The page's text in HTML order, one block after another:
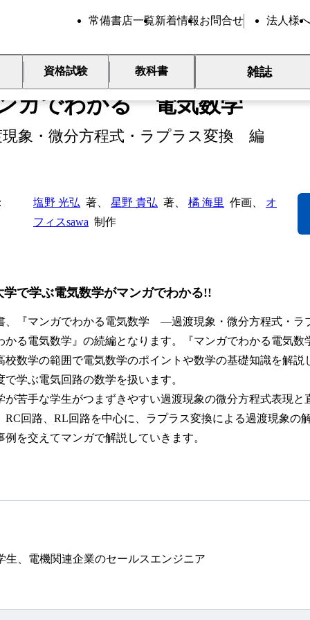
常備書店一覧新着情報お問合せ 法人様へ
資格試験 教科書 雑誌
新刊
ガでわかる 電気数学
現象・微分方程式・ラプラス変換 編
塩野 光弘 著、 星野 貴弘 著、 橘 海里 作画、 オ
フィスsawa 制作
学で学ぶ電気数学がマンガでわかる!!
『マンガでわかる電気数学 —過渡現象・微分方程式・ラ
かる電気数学』の続編となります。『マンガでわかる電気
校数学の範囲で電気数学のポイントや数学の基礎知識を解
で学ぶ電気回路の数学を扱います。
苦手な学生がつまずきやすい過渡現象の微分方程式表現と
RC回路、RL回路を中心に、ラプラス変換による過渡現象の
例を交えてマンガで解説していきます。
、電機関連企業のセールスエンジニア